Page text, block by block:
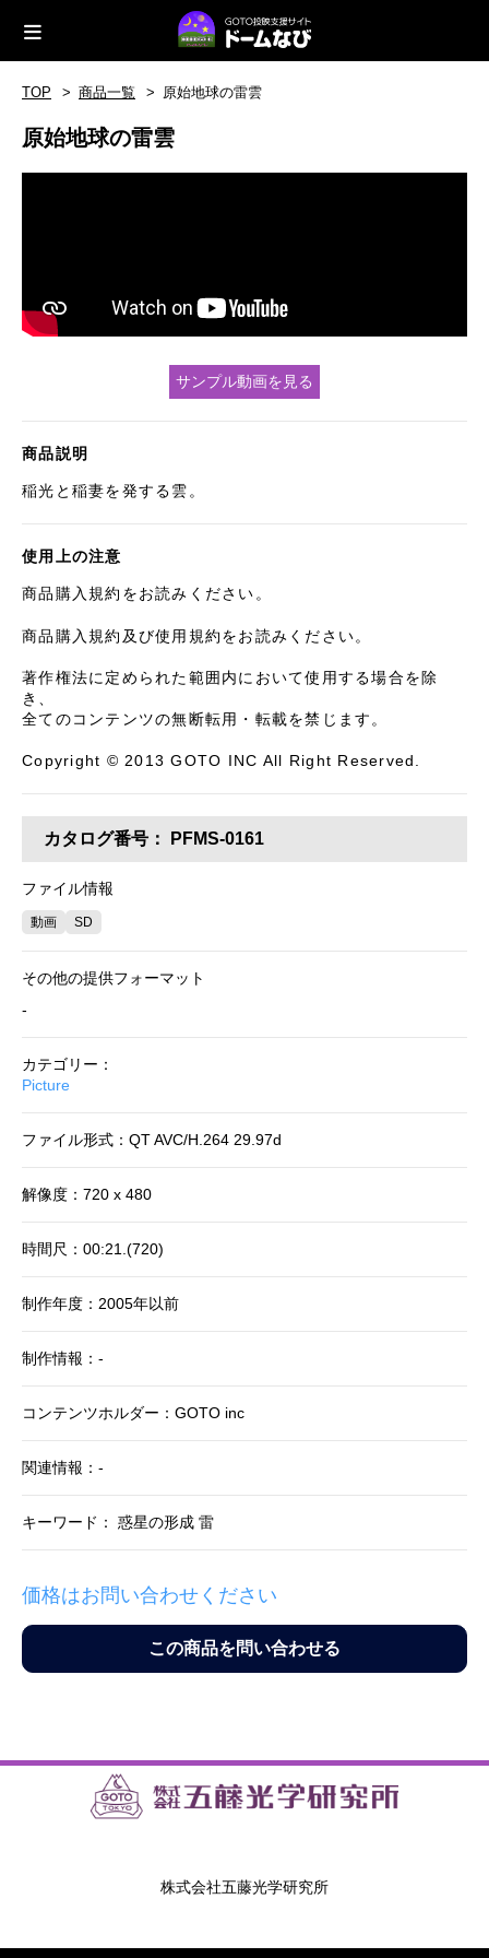
TOP 商品一覧 原始地球の雷雲
原始地球の雷雲
サンプル動画を見る
商品説明
稲光と稲妻を発する雲。
使用上の注意
商品購入規約をお読みください。
商品購入規約及び使用規約をお読みください。
著作権法に定められた範囲内において使用する場合を除
き、
全てのコンテンツの無断転用・転載を禁じます。
Copyright © 2013 GOTO INC All Right Reserved.
カタログ番号： PFMS-0161
ファイル情報
動画 SD
その他の提供フォーマット
-
カテゴリー：
Picture
ファイル形式：QT AVC/H.264 29.97d
解像度：720 x 480
時間尺：00:21.(720)
制作年度：2005年以前
制作情報：-
コンテンツホルダー：GOTO inc
関連情報：-
キーワード： 惑星の形成 雷
価格はお問い合わせください
この商品を問い合わせる
株式会社五藤光学研究所